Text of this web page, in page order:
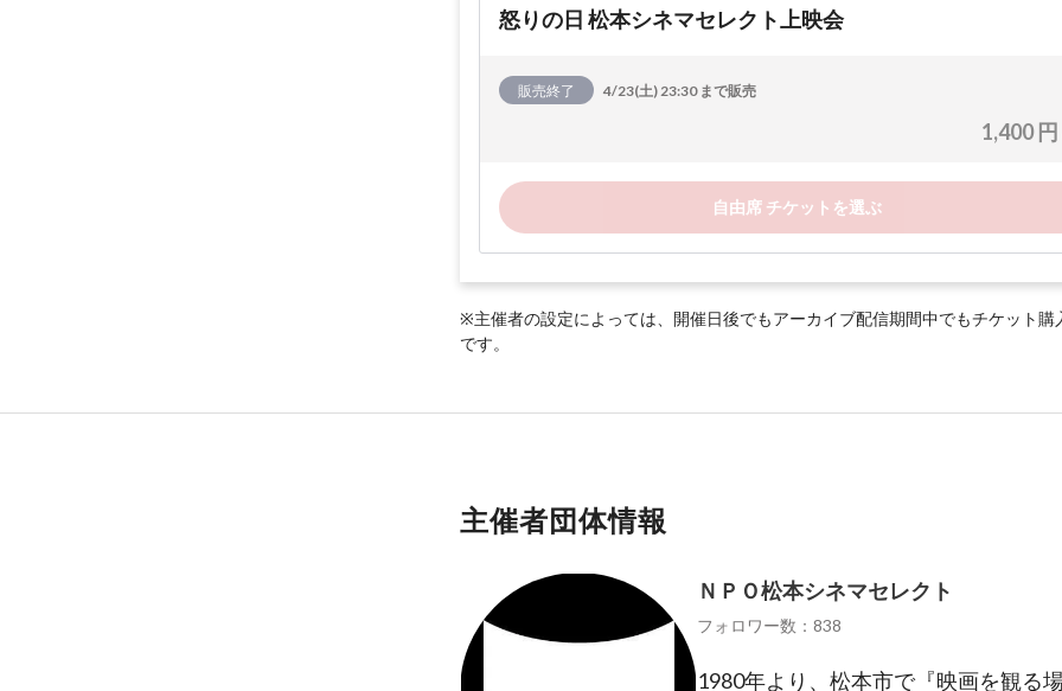
怒りの日 松本シネマセレクト上映会
販売終了 4/23(土) 23:30 まで販売
1,400 円
自由席 チケットを選ぶ
※主催者の設定によっては、開催日後でもアーカイブ配信期間中でもチケット購
です。
主催者団体情報
ＮＰＯ松本シネマセレクト
フォロワー数：838
1980年より、松本市で『映画を観る